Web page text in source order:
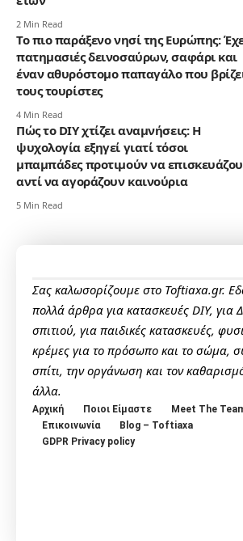
2 Min Read
Το πιο παράξενο νησί της Ευρώπης:
πατημασιές δεινοσαύρων, σαφάρι και
έναν αθυρόστομο παπαγάλο που
τους τουρίστες
4 Min Read
Πώς το DIY χτίζει αναμνήσεις: Η
ψυχολογία εξηγεί γιατί τόσοι
μπαμπάδες προτιμούν να
αντί να αγοράζουν καινούρια
5 Min Read
Σας καλωσορίζουμε στο Toftiaxa.gr.
πολλά άρθρα για κατασκευές DIY, για
σπιτιού, για παιδικές κατασκευές,
κρέμες για το πρόσωπο και το σώμα,
σπίτι, την οργάνωση και τον
άλλα.
Αρχική Ποιοι Είμαστε
Meet The
Επικοινωνία
Blog – Toftiaxa
GDPR Privacy policy